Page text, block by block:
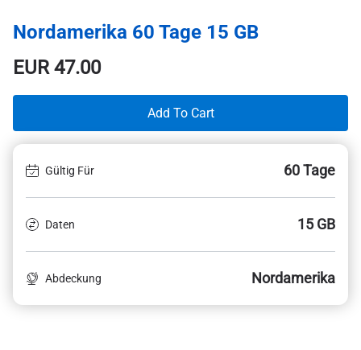
Nordamerika 60 Tage 15 GB
EUR47.00
Add To Cart
Gültig Für 60 Tage
Daten 15 GB
Abdeckung Nordamerika